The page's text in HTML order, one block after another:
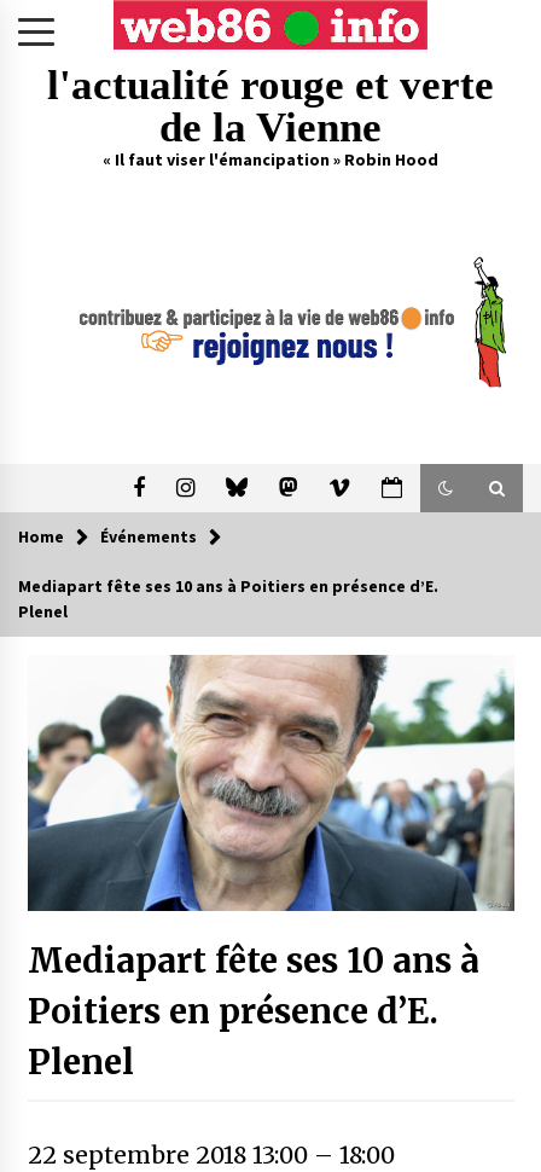
l'actualité rouge et verte
de la Vienne
« Il faut viser l'émancipation » Robin Hood
Home Événements
Mediapart fête ses 10 ans à Poitiers en présence d’E.
Plenel
Mediapart fête ses 10 ans à
Poitiers en présence d’E.
Plenel
22 septembre 2018 13:00– 18:00